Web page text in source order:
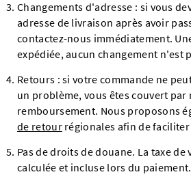
Changements d'adresse : si vous
adresse de livraison après avoir
contactez-nous immédiatement.
expédiée, aucun changement n'est
Retours : si votre commande ne
un problème, vous êtes couvert
remboursement. Nous proposons
de retourrégionales afin de faciliter
Pas de droits de douane. La taxe de
calculée et incluse lors du paiement.